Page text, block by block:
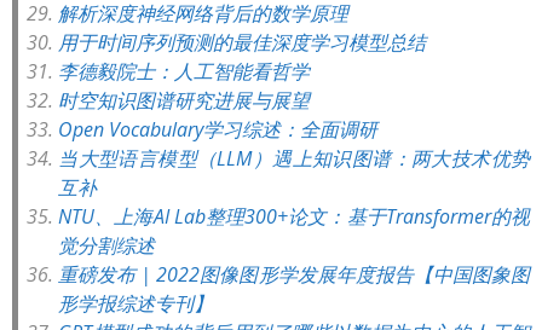
解析深度神经网络背后的数学原理
用于时间序列预测的最佳深度学习模型总结
李德毅院士：人工智能看哲学
时空知识图谱研究进展与展望
Open Vocabulary学习综述：全面调研
当大型语言模型（LLM）遇上知识图谱：两大技术优势
互补
NTU、上海AI Lab整理300+论文：基于Transformer的视
觉分割综述
重磅发布 | 2022图像图形学发展年度报告【中国图象图
形学报综述专刊】